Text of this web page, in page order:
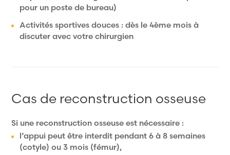
pour un poste de bureau)
Activités sportives douces : dès le 4ème mois à
discuter avec votre chirurgien
Cas de reconstruction osseuse
Si une reconstruction osseuse est nécessaire :
l’appui peut être interdit pendant 6 à 8 semaines
(cotyle) ou 3 mois (fémur),